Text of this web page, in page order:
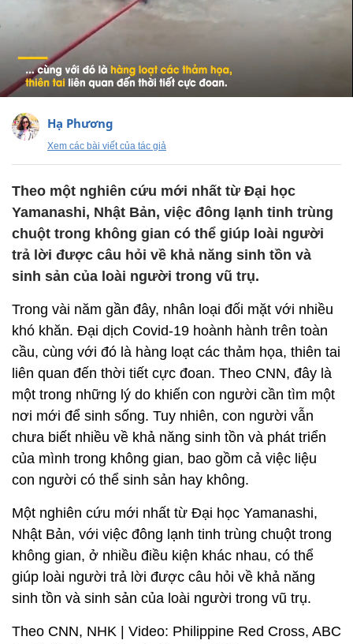
Hạ Phương
Xem các bài viết của tác giả
Theo một nghiên cứu mới nhất từ Đại học
Yamanashi, Nhật Bản, việc đông lạnh tinh trùng
chuột trong không gian có thể giúp loài người
trả lời được câu hỏi về khả năng sinh tồn và
sinh sản của loài người trong vũ trụ.
Trong vài năm gần đây, nhân loại đối mặt với nhiều
khó khăn. Đại dịch Covid-19 hoành hành trên toàn
cầu, cùng với đó là hàng loạt các thảm họa, thiên tai
liên quan đến thời tiết cực đoan. Theo CNN, đây là
một trong những lý do khiến con người cần tìm một
nơi mới để sinh sống. Tuy nhiên, con người vẫn
chưa biết nhiều về khả năng sinh tồn và phát triển
của mình trong không gian, bao gồm cả việc liệu
con người có thể sinh sản hay không.
Một nghiên cứu mới nhất từ Đại học Yamanashi,
Nhật Bản, với việc đông lạnh tinh trùng chuột trong
không gian, ở nhiều điều kiện khác nhau, có thể
giúp loài người trả lời được câu hỏi về khả năng
sinh tồn và sinh sản của loài người trong vũ trụ.
Theo CNN, NHK | Video: Philippine Red Cross, ABC